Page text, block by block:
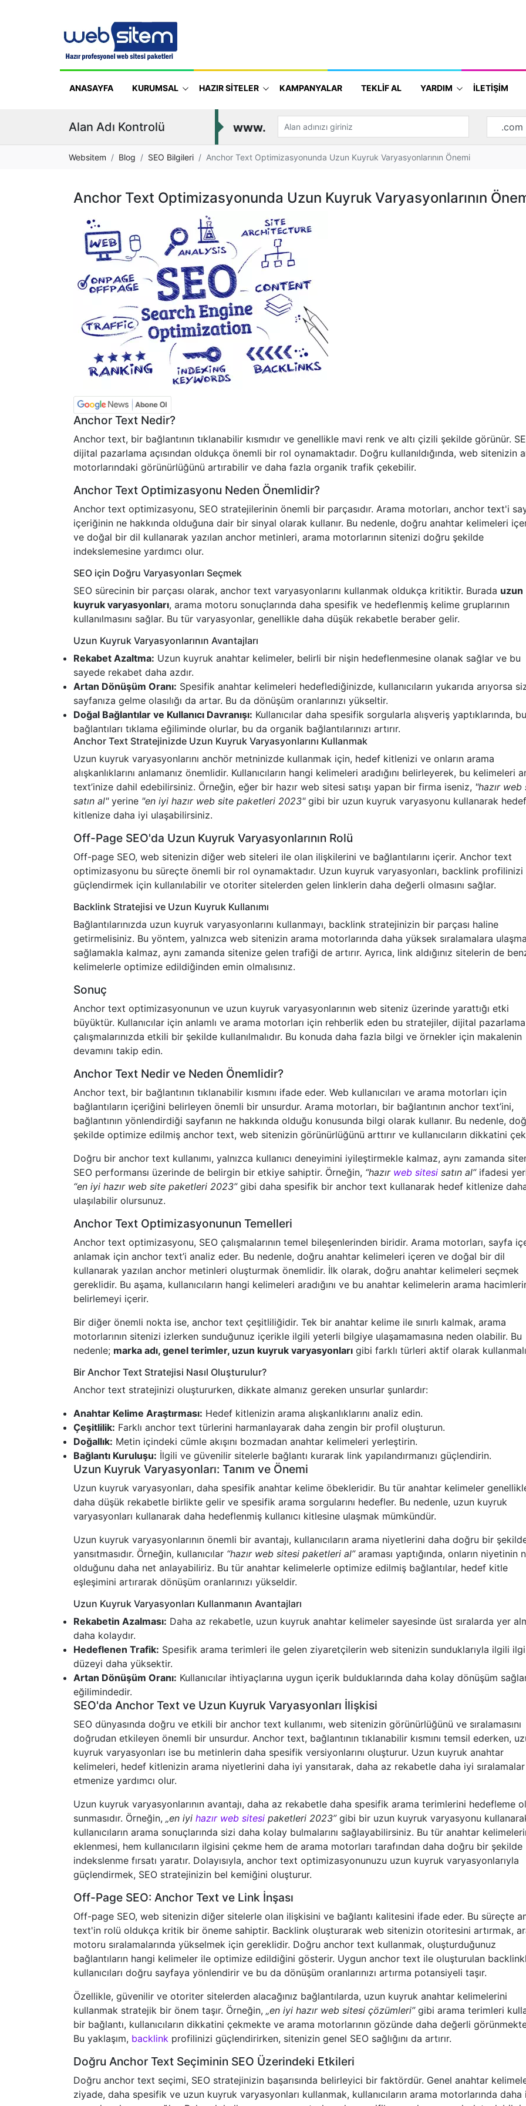
ANASAYFA KURUMSAL HAZIR SİTELER KAMPANYALAR TEKLİF AL YARDIM İLETİŞİM
Alan Adı Kontrolü www.
Websitem Blog SEO Bilgileri Anchor Text Optimizasyonunda Uzun Kuyruk Varyasyonlarının Önemi
Anchor Text Optimizasyonunda Uzun Kuyruk Varyasyonlarının
Anchor Text Nedir?
Anchor text, bir bağlantının tıklanabilir kısmıdır ve genellikle mavi renk ve altı çizili şekilde görünür.
dijital pazarlama açısından oldukça önemli bir rol oynamaktadır. Doğru kullanıldığında, web sitenizin
motorlarındaki görünürlüğünü artırabilir ve daha fazla organik trafik çekebilir.
Anchor Text Optimizasyonu Neden Önemlidir?
Anchor text optimizasyonu, SEO stratejilerinin önemli bir parçasıdır. Arama motorları, anchor text'i
içeriğinin ne hakkında olduğuna dair bir sinyal olarak kullanır. Bu nedenle, doğru anahtar kelimeleri
ve doğal bir dil kullanarak yazılan anchor metinleri, arama motorlarının sitenizi doğru şekilde
indekslemesine yardımcı olur.
SEO için Doğru Varyasyonları Seçmek
SEO sürecinin bir parçası olarak, anchor text varyasyonlarını kullanmak oldukça kritiktir. Burada uzun
kuyruk varyasyonları, arama motoru sonuçlarında daha spesifik ve hedeflenmiş kelime gruplarının
kullanılmasını sağlar. Bu tür varyasyonlar, genellikle daha düşük rekabetle beraber gelir.
Uzun Kuyruk Varyasyonlarının Avantajları
Rekabet Azaltma: Uzun kuyruk anahtar kelimeler, belirli bir nişin hedeflenmesine olanak sağlar ve bu
sayede rekabet daha azdır.
Artan Dönüşüm Oranı: Spesifik anahtar kelimeleri hedeflediğinizde, kullanıcıların yukarıda arıyorsa
sayfanıza gelme olasılığı da artar. Bu da dönüşüm oranlarınızı yükseltir.
Doğal Bağlantılar ve Kullanıcı Davranışı: Kullanıcılar daha spesifik sorgularla alışveriş yaptıklarında,
bağlantıları tıklama eğiliminde olurlar, bu da organik bağlantılarınızı artırır.
Anchor Text Stratejinizde Uzun Kuyruk Varyasyonlarını Kullanmak
Uzun kuyruk varyasyonlarını anchör metninizde kullanmak için, hedef kitlenizi ve onların arama
alışkanlıklarını anlamanız önemlidir. Kullanıcıların hangi kelimeleri aradığını belirleyerek, bu kelimeleri
text’inize dahil edebilirsiniz. Örneğin, eğer bir hazır web sitesi satışı yapan bir firma iseniz, "hazır web
satın al"yerine "en iyi hazır web site paketleri 2023"gibi bir uzun kuyruk varyasyonu kullanarak hedef
kitlenize daha iyi ulaşabilirsiniz.
Off-Page SEO'da Uzun Kuyruk Varyasyonlarının Rolü
Off-page SEO, web sitenizin diğer web siteleri ile olan ilişkilerini ve bağlantılarını içerir. Anchor text
optimizasyonu bu süreçte önemli bir rol oynamaktadır. Uzun kuyruk varyasyonları, backlink profilinizi
güçlendirmek için kullanılabilir ve otoriter sitelerden gelen linklerin daha değerli olmasını sağlar.
Backlink Stratejisi ve Uzun Kuyruk Kullanımı
Bağlantılarınızda uzun kuyruk varyasyonlarını kullanmayı, backlink stratejinizin bir parçası haline
getirmelisiniz. Bu yöntem, yalnızca web sitenizin arama motorlarında daha yüksek sıralamalara
sağlamakla kalmaz, aynı zamanda sitenize gelen trafiği de artırır. Ayrıca, link aldığınız sitelerin de
kelimelerle optimize edildiğinden emin olmalısınız.
Sonuç
Anchor text optimizasyonunun ve uzun kuyruk varyasyonlarının web siteniz üzerinde yarattığı etki
büyüktür. Kullanıcılar için anlamlı ve arama motorları için rehberlik eden bu stratejiler, dijital pazarlama
çalışmalarınızda etkili bir şekilde kullanılmalıdır. Bu konuda daha fazla bilgi ve örnekler için makalenin
devamını takip edin.
Anchor Text Nedir ve Neden Önemlidir?
Anchor text, bir bağlantının tıklanabilir kısmını ifade eder. Web kullanıcıları ve arama motorları için
bağlantıların içeriğini belirleyen önemli bir unsurdur. Arama motorları, bir bağlantının anchor text’ini,
bağlantının yönlendirdiği sayfanın ne hakkında olduğu konusunda bilgi olarak kullanır. Bu nedenle,
şekilde optimize edilmiş anchor text, web sitenizin görünürlüğünü arttırır ve kullanıcıların dikkatini
Doğru bir anchor text kullanımı, yalnızca kullanıcı deneyimini iyileştirmekle kalmaz, aynı zamanda
SEO performansı üzerinde de belirgin bir etkiye sahiptir. Örneğin, “hazır web sitesi satın al”ifadesi
“en iyi hazır web site paketleri 2023”gibi daha spesifik bir anchor text kullanarak hedef kitlenize
ulaşılabilir olursunuz.
Anchor Text Optimizasyonunun Temelleri
Anchor text optimizasyonu, SEO çalışmalarının temel bileşenlerinden biridir. Arama motorları, sayfa
anlamak için anchor text’i analiz eder. Bu nedenle, doğru anahtar kelimeleri içeren ve doğal bir dil
kullanarak yazılan anchor metinleri oluşturmak önemlidir. İlk olarak, doğru anahtar kelimeleri seçmek
gereklidir. Bu aşama, kullanıcıların hangi kelimeleri aradığını ve bu anahtar kelimelerin arama
belirlemeyi içerir.
Bir diğer önemli nokta ise, anchor text çeşitliliğidir. Tek bir anahtar kelime ile sınırlı kalmak, arama
motorlarının sitenizi izlerken sunduğunuz içerikle ilgili yeterli bilgiye ulaşamamasına neden olabilir. Bu
nedenle; marka adı, genel terimler, uzun kuyruk varyasyonları gibi farklı türleri aktif olarak
Bir Anchor Text Stratejisi Nasıl Oluşturulur?
Anchor text stratejinizi oluştururken, dikkate almanız gereken unsurlar şunlardır:
Anahtar Kelime Araştırması: Hedef kitlenizin arama alışkanlıklarını analiz edin.
Çeşitlilik: Farklı anchor text türlerini harmanlayarak daha zengin bir profil oluşturun.
Doğallık: Metin içindeki cümle akışını bozmadan anahtar kelimeleri yerleştirin.
Bağlantı Kuruluşu: İlgili ve güvenilir sitelerle bağlantı kurarak link yapılandırmanızı güçlendirin.
Uzun Kuyruk Varyasyonları: Tanım ve Önemi
Uzun kuyruk varyasyonları, daha spesifik anahtar kelime öbekleridir. Bu tür anahtar kelimeler
daha düşük rekabetle birlikte gelir ve spesifik arama sorgularını hedefler. Bu nedenle, uzun kuyruk
varyasyonları kullanarak daha hedeflenmiş kullanıcı kitlesine ulaşmak mümkündür.
Uzun kuyruk varyasyonlarının önemli bir avantajı, kullanıcıların arama niyetlerini daha doğru bir
yansıtmasıdır. Örneğin, kullanıcılar “hazır web sitesi paketleri al”araması yaptığında, onların niyetinin
olduğunu daha net anlayabiliriz. Bu tür anahtar kelimelerle optimize edilmiş bağlantılar, hedef kitle
eşleşimini artırarak dönüşüm oranlarınızı yükseldir.
Uzun Kuyruk Varyasyonları Kullanmanın Avantajları
Rekabetin Azalması: Daha az rekabetle, uzun kuyruk anahtar kelimeler sayesinde üst sıralarda yer
daha kolaydır.
Hedeflenen Trafik: Spesifik arama terimleri ile gelen ziyaretçilerin web sitenizin sunduklarıyla ilgili ilgi
düzeyi daha yüksektir.
Artan Dönüşüm Oranı: Kullanıcılar ihtiyaçlarına uygun içerik bulduklarında daha kolay dönüşüm
eğilimindedir.
SEO'da Anchor Text ve Uzun Kuyruk Varyasyonları İlişkisi
SEO dünyasında doğru ve etkili bir anchor text kullanımı, web sitenizin görünürlüğünü ve sıralamasını
doğrudan etkileyen önemli bir unsurdur. Anchor text, bağlantının tıklanabilir kısmını temsil ederken,
kuyruk varyasyonları ise bu metinlerin daha spesifik versiyonlarını oluşturur. Uzun kuyruk anahtar
kelimeleri, hedef kitlenizin arama niyetlerini daha iyi yansıtarak, daha az rekabetle daha iyi
etmenize yardımcı olur.
Uzun kuyruk varyasyonlarının avantajı, daha az rekabetle daha spesifik arama terimlerini hedefleme
sunmasıdır. Örneğin, „en iyi hazır web sitesi paketleri 2023”gibi bir uzun kuyruk varyasyonu
kullanıcıların arama sonuçlarında sizi daha kolay bulmalarını sağlayabilirsiniz. Bu tür anahtar
eklenmesi, hem kullanıcıların ilgisini çekme hem de arama motorları tarafından daha doğru bir şekilde
indekslenme fırsatı yaratır. Dolayısıyla, anchor text optimizasyonunuzu uzun kuyruk varyasyonlarıyla
güçlendirmek, SEO stratejinizin bel kemiğini oluşturur.
Off-Page SEO: Anchor Text ve Link İnşası
Off-page SEO, web sitenizin diğer sitelerle olan ilişkisini ve bağlantı kalitesini ifade eder. Bu süreçte
text'in rolü oldukça kritik bir öneme sahiptir. Backlink oluşturarak web sitenizin otoritesini artırmak,
motoru sıralamalarında yükselmek için gereklidir. Doğru anchor text kullanmak, oluşturduğunuz
bağlantıların hangi kelimeler ile optimize edildiğini gösterir. Uygun anchor text ile oluşturulan
kullanıcıları doğru sayfaya yönlendirir ve bu da dönüşüm oranlarınızı artırma potansiyeli taşır.
Özellikle, güvenilir ve otoriter sitelerden alacağınız bağlantılarda, uzun kuyruk anahtar kelimelerini
kullanmak stratejik bir önem taşır. Örneğin, „en iyi hazır web sitesi çözümleri”gibi arama terimleri
bir bağlantı, kullanıcıların dikkatini çekmekte ve arama motorlarının gözünde daha değerli
Bu yaklaşım, backlink profilinizi güçlendirirken, sitenizin genel SEO sağlığını da artırır.
Doğru Anchor Text Seçiminin SEO Üzerindeki Etkileri
Doğru anchor text seçimi, SEO stratejinizin başarısında belirleyici bir faktördür. Genel anahtar
ziyade, daha spesifik ve uzun kuyruk varyasyonları kullanmak, kullanıcıların arama motorlarında daha